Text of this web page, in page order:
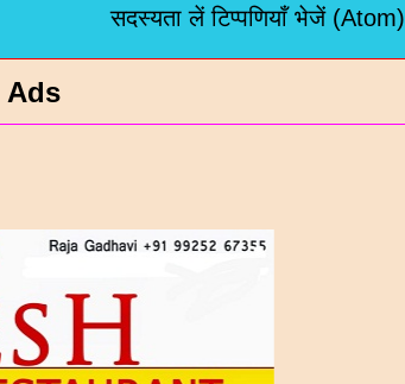
सदस्यता लेंटिप्पणियाँ भेजें (Atom)
Ads